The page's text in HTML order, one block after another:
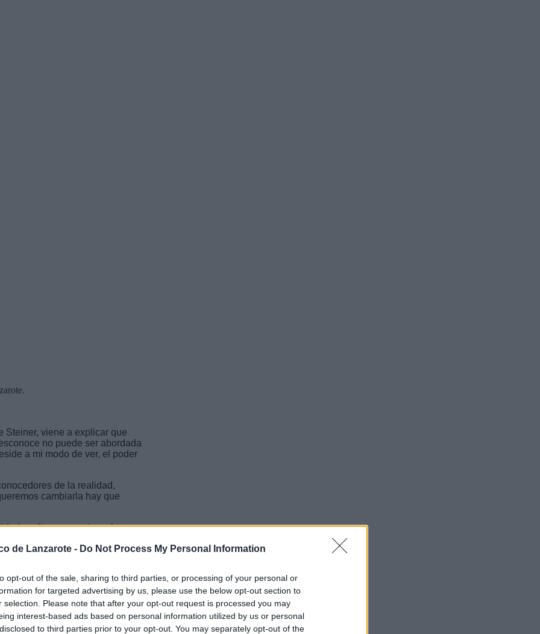
de Lanzarote - Do Not Process My Personal Information
opt-out of the sale, sharing to third parties, or processing of your personal or
for targeted advertising by us, please use the below opt-out section to
selection. Please note that after your opt-out request is processed you may
interest-based ads based on personal information utilized by us or personal
to third parties prior to your opt-out. You may separately opt-out of the
Steiner, viene a explicar que
no puede ser abordada
a mi modo de ver, el poder
de la realidad,
cambiarla hay que
oculta que gracias a las
nombrada y por tanto
lamentables a las que
en Amavir Tías. Falta de
de ropa de cama y de
en la que personas que
abandonadas por el
bienestar.